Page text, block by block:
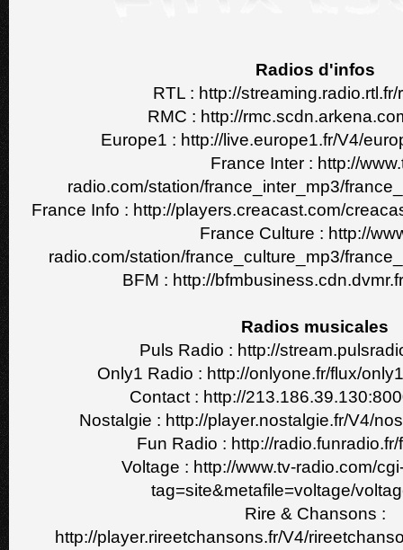
Radios d'infos
RTL : http://
RMC : http://
Europe1 : http://live.europe1.fr/V4/
France Inter : http://
radio.com/station/france_inter_mp3/
France Info : http://players.creacast.com/
France Culture : http://
radio.com/station/france_culture_mp3/
BFM : http://
Radios musicales
Puls Radio : http://
Only1 Radio : http://onlyone.fr/flux/
Contact : http://
Nostalgie : http://player.nostalgie.fr/V4/
Fun Radio : http://
Voltage : http://www.tv-radio.com/
tag=site&metafile=voltage/
Rire & Chansons :
http://player.rireetchansons.fr/V4/